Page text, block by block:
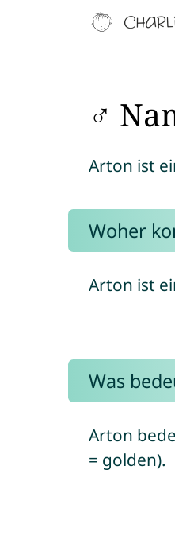
♂
Arton ist
Woher
Arton ist
Was
Arton
= golden).